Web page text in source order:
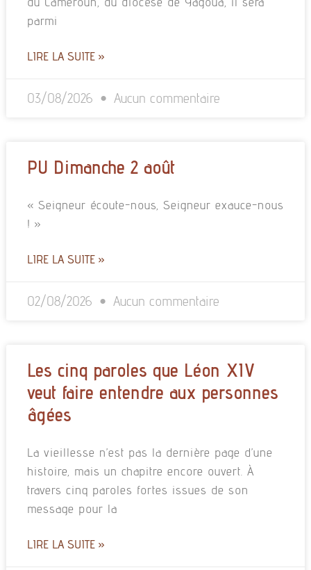
parmi
LIRE LA SUITE »
03/08/2026 Aucun commentaire
PU Dimanche 2 août
« Seigneur écoute-nous, Seigneur exauce-nous
! »
LIRE LA SUITE »
02/08/2026 Aucun commentaire
Les cinq paroles que Léon XIV
veut faire entendre aux personnes
âgées
La vieillesse n’est pas la dernière page d’une
histoire, mais un chapitre encore ouvert. À
travers cinq paroles fortes issues de son
message pour la
LIRE LA SUITE »